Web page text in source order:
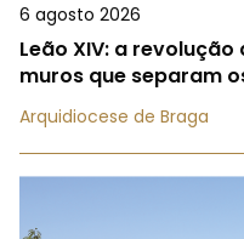
6 agosto 2026
Leão XIV: a
muros que separam
Arquidiocese de Braga